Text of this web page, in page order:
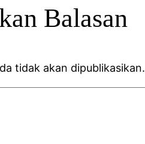
Balasan
tidak akan dipublikasikan.